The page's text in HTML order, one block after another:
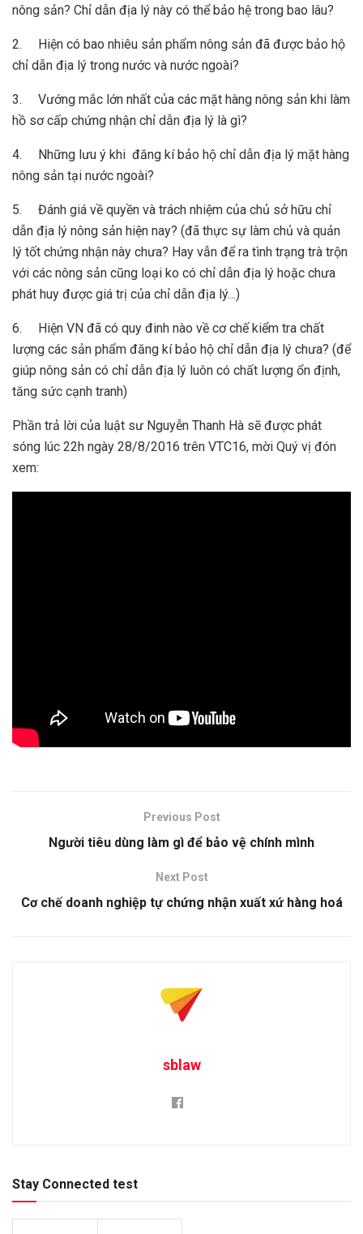
nông sản? Chỉ dẫn địa lý này có thể bảo hệ trong bao lâu?
2. Hiện có bao nhiêu sản phẩm nông sản đã được bảo hộ
chỉ dẫn địa lý trong nước và nước ngoài?
3. Vướng mắc lớn nhất của các mặt hàng nông sản khi làm
hồ sơ cấp chứng nhận chỉ dẫn địa lý là gì?
4. Những lưu ý khi đăng kí bảo hộ chỉ dẫn địa lý mặt hàng
nông sản tại nước ngoài?
5. Đánh giá về quyền và trách nhiệm của chủ sở hữu chỉ
dẫn địa lý nông sản hiện nay? (đã thực sự làm chủ và quản
lý tốt chứng nhận này chưa? Hay vẫn để ra tình trạng trà trộn
với các nông sản cũng loại ko có chỉ dẫn địa lý hoặc chưa
phát huy được giá trị của chỉ dẫn địa lý…)
6. Hiện VN đã có quy đinh nào về cơ chế kiểm tra chất
lượng các sản phẩm đăng kí bảo hộ chỉ dẫn địa lý chưa? (để
giúp nông sản có chỉ dẫn địa lý luôn có chất lượng ổn định,
tăng sức cạnh tranh)
Phần trả lời của luật sư Nguyễn Thanh Hà sẽ được phát
sóng lúc 22h ngày 28/8/2016 trên VTC16, mời Quý vị đón
xem:
Previous Post
Người tiêu dùng làm gì để bảo vệ chính mình
Next Post
Cơ chế doanh nghiệp tự chứng nhận xuất xứ hàng hoá
sblaw
Stay Connected test